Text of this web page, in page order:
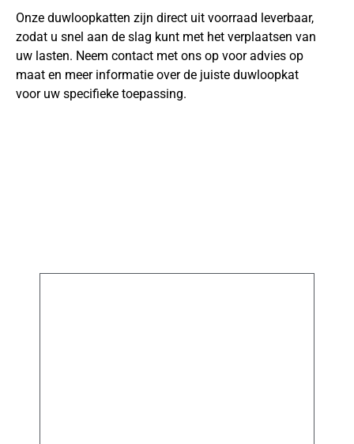
Onze duwloopkatten zijn direct uit voorraad leverbaar,
zodat u snel aan de slag kunt met het verplaatsen van
uw lasten. Neem contact met ons op voor advies op
maat en meer informatie over de juiste duwloopkat
voor uw specifieke toepassing.